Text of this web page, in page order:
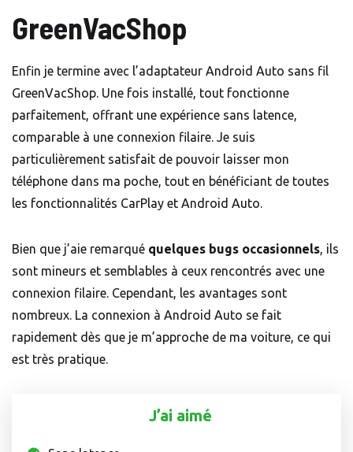
GreenVacShop
Enfin je termine avec l’adaptateur Android Auto sans fil
GreenVacShop. Une fois installé, tout fonctionne
parfaitement, offrant une expérience sans latence,
comparable à une connexion filaire. Je suis
particulièrement satisfait de pouvoir laisser mon
téléphone dans ma poche, tout en bénéficiant de toutes
les fonctionnalités CarPlay et Android Auto.
Bien que j’aie remarqué quelques bugs occasionnels, ils
sont mineurs et semblables à ceux rencontrés avec une
connexion filaire. Cependant, les avantages sont
nombreux. La connexion à Android Auto se fait
rapidement dès que je m’approche de ma voiture, ce qui
est très pratique.
J’ai aimé